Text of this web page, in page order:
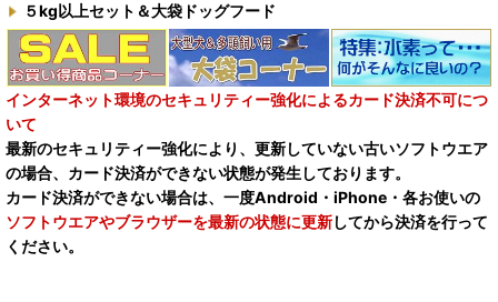
５kg以上セット＆大袋ドッグフード
インターネット環境のセキュリティー強化によるカード決済不可につ
いて
最新のセキュリティー強化により、更新していない古いソフトウエア
の場合、カード決済ができない状態が発生しております。
カード決済ができない場合は、一度Android・iPhone・各お使いの
ソフトウエアやブラウザーを最新の状態に更新してから決済を行って
ください。